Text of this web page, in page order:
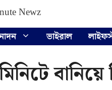
ভাইরাল